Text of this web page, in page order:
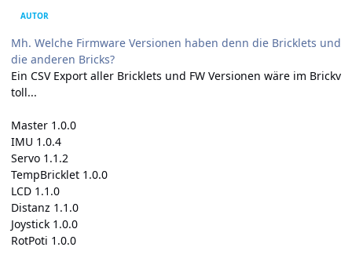
AUTOR
Mh. Welche Firmware Versionen haben denn die Bricklets und
die anderen Bricks?
Ein CSV Export aller Bricklets und FW Versionen wäre im Brickv
toll...
Master 1.0.0
IMU 1.0.4
Servo 1.1.2
TempBricklet 1.0.0
LCD 1.1.0
Distanz 1.1.0
Joystick 1.0.0
RotPoti 1.0.0